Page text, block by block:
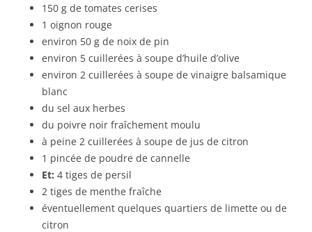
150 g de tomates cerises
1 oignon rouge
environ 50 g de noix de pin
environ 5 cuillerées à soupe d’huile d’olive
environ 2 cuillerées à soupe de vinaigre balsamique
blanc
du sel aux herbes
du poivre noir fraîchement moulu
à peine 2 cuillerées à soupe de jus de citron
1 pincée de poudre de cannelle
Et: 4 tiges de persil
2 tiges de menthe fraîche
éventuellement quelques quartiers de limette ou de
citron